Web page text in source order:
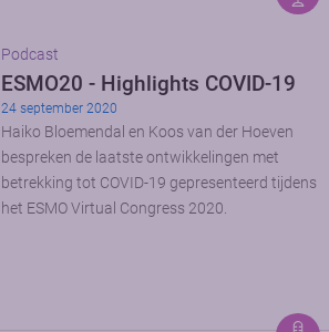
Podcast
ESMO20 - Highlights COVID-19
24 september 2020
Haiko Bloemendal en Koos van der Hoeven
bespreken de laatste ontwikkelingen met
betrekking tot COVID-19 gepresenteerd tijdens
het ESMO Virtual Congress 2020.